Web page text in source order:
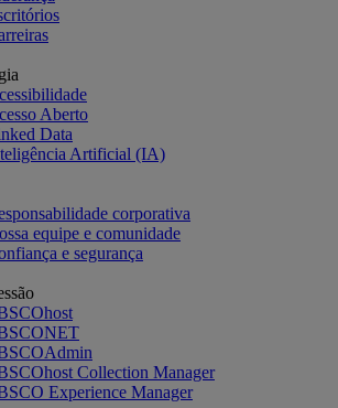
Aberto
Data
Artificial (IA)
corporativa
equipe e comunidade
e segurança
Collection Manager
Experience Manager